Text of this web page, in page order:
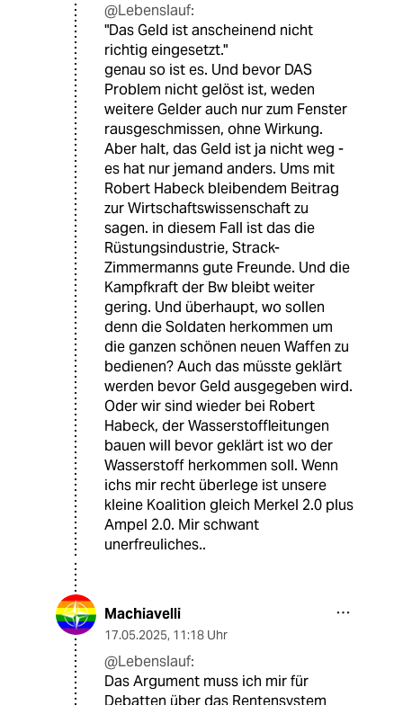
@Lebenslauf:
"Das Geld ist anscheinend nicht
richtig eingesetzt."
genau so ist es. Und bevor DAS
Problem nicht gelöst ist, weden
weitere Gelder auch nur zum Fenster
rausgeschmissen, ohne Wirkung.
Aber halt, das Geld ist ja nicht weg -
es hat nur jemand anders. Ums mit
Robert Habeck bleibendem Beitrag
zur Wirtschaftswissenschaft zu
sagen. in diesem Fall ist das die
Rüstungsindustrie, Strack-
Zimmermanns gute Freunde. Und die
Kampfkraft der Bw bleibt weiter
gering. Und überhaupt, wo sollen
denn die Soldaten herkommen um
die ganzen schönen neuen Waffen zu
bedienen? Auch das müsste geklärt
werden bevor Geld ausgegeben wird.
Oder wir sind wieder bei Robert
Habeck, der Wasserstoffleitungen
bauen will bevor geklärt ist wo der
Wasserstoff herkommen soll. Wenn
ichs mir recht überlege ist unsere
kleine Koalition gleich Merkel 2.0 plus
Ampel 2.0. Mir schwant
unerfreuliches..
Machiavelli
17.05.2025, 11:18 Uhr
@Lebenslauf:
Das Argument muss ich mir für
Debatten über das Rentensystem